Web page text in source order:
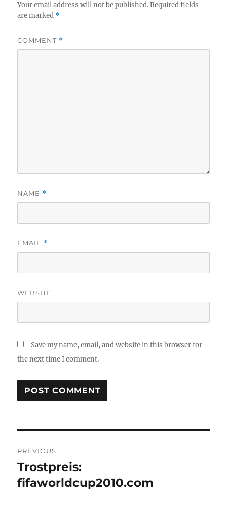
Your email address will not be published. Required fields
are marked *
COMMENT *
NAME *
EMAIL *
WEBSITE
Save my name, email, and website in this browser for
the next time I comment.
navigation
PREVIOUS
Previous
post:
Trostpreis:
fifaworldcup2010.com